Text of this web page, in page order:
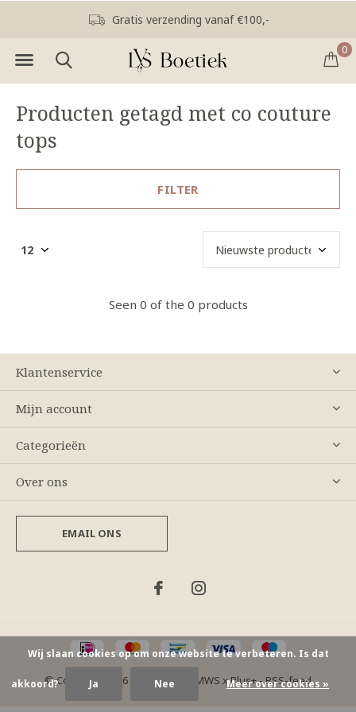
0
Gratis verzending vanaf €100,-
Producten getagd met co couture
tops
FILTER
Seen 0 of the 0 products
Klantenservice
Mijn account
Categorieën
Over ons
EMAIL ONS
© Copyright 2026 - Theme By DMWS xPlus+-RSS-feed
Wij slaan cookies op om onze website te verbeteren. Is dat
akkoord? Ja Nee Meer over cookies »